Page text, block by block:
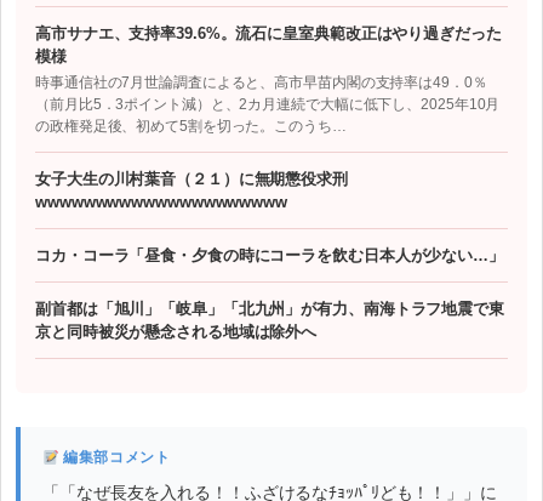
高市サナエ、支持率39.6%。流石に皇室典範改正はやり過ぎだった
模様
時事通信社の7月世論調査によると、高市早苗内閣の支持率は49．0％
（前月比5．3ポイント減）と、2カ月連続で大幅に低下し、2025年10月
の政権発足後、初めて5割を切った。このうち…
女子大生の川村葉音（２１）に無期懲役求刑
wwwwwwwwwwwwwwwwwwwww
コカ・コーラ「昼食・夕食の時にコーラを飲む日本人が少ない…」
副首都は「旭川」「岐阜」「北九州」が有力、南海トラフ地震で東
京と同時被災が懸念される地域は除外へ
編集部コメント
「「なぜ長友を入れる！！ふざけるなﾁｮｯﾊﾟﾘども！！」」に